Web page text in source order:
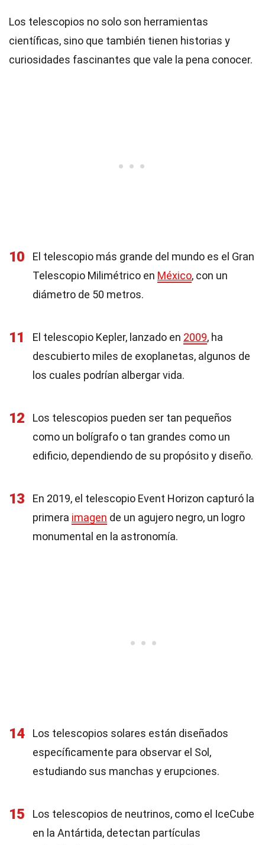
Los telescopios no solo son herramientas
científicas, sino que también tienen historias y
curiosidades fascinantes que vale la pena conocer.
10
El telescopio más grande del mundo es el Gran
Telescopio Milimétrico en México, con un
diámetro de 50 metros.
11 El telescopio Kepler, lanzado en 2009, ha
descubierto miles de exoplanetas, algunos de
los cuales podrían albergar vida.
12
Los telescopios pueden ser tan pequeños
como un bolígrafo o tan grandes como un
edificio, dependiendo de su propósito y diseño.
13
En 2019, el telescopio Event Horizon capturó la
primera imagen de un agujero negro, un logro
monumental en la astronomía.
14
Los telescopios solares están diseñados
específicamente para observar el Sol,
estudiando sus manchas y erupciones.
15
Los telescopios de neutrinos, como el IceCube
en la Antártida, detectan partículas